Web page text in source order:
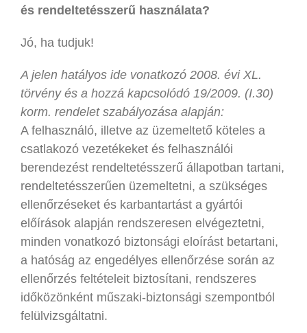
és rendeltetésszerű használata?
Jó, ha tudjuk!
A jelen hatályos ide vonatkozó 2008. évi XL.
törvény és a hozzá kapcsolódó 19/2009. (I.30)
korm. rendelet szabályozása alapján:
A felhasználó, illetve az üzemeltető köteles a
csatlakozó vezetékeket és felhasználói
berendezést rendeltetésszerű állapotban tartani,
rendeltetésszerűen üzemeltetni, a szükséges
ellenőrzéseket és karbantartást a gyártói
előírások alapján rendszeresen elvégeztetni,
minden vonatkozó biztonsági eloírást betartani,
a hatóság az engedélyes ellenőrzése során az
ellenőrzés feltételeit biztosítani, rendszeres
időközönként műszaki-biztonsági szempontból
felülvizsgáltatni.